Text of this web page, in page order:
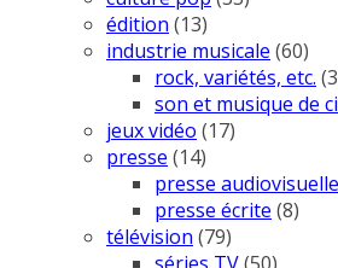
édition (13)
industrie musicale (60)
rock, variétés, etc.
son et musique de
jeux vidéo (17)
presse (14)
presse audiovisuelle
presse écrite (8)
télévision (79)
séries TV(50)